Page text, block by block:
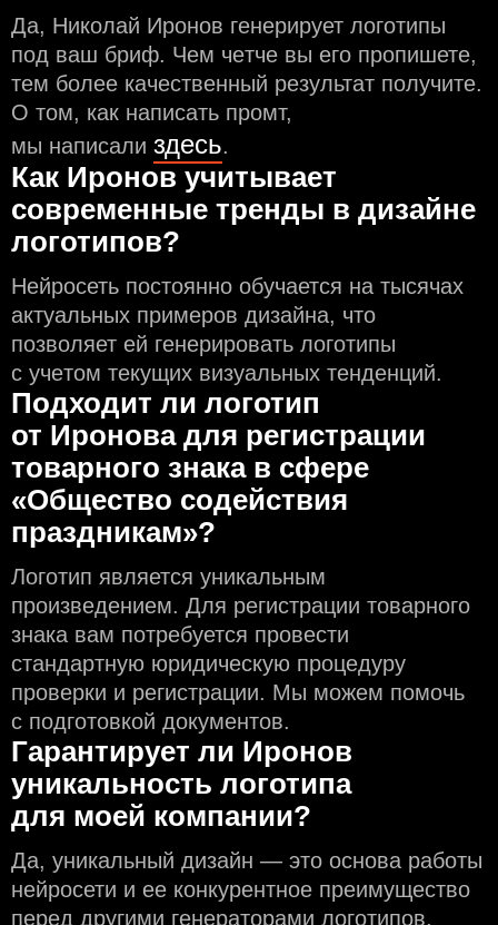
Да, Николай Иронов генерирует логотипы
под ваш бриф. Чем чeтче вы его пропишете,
тем более качественный результат получите.
О том, как написать промт,
мы написали здесь.
Как Иронов учитывает
современные тренды в дизайне
логотипов?
Нейросеть постоянно обучается на тысячах
актуальных примеров дизайна, что
позволяет ей генерировать логотипы
с учeтом текущих визуальных тенденций.
Подходит ли логотип
от Иронова для регистрации
товарного знака в сфере
«Общество содействия
праздникам»?
Логотип является уникальным
произведением. Для регистрации товарного
знака вам потребуется провести
стандартную юридическую процедуру
проверки и регистрации. Мы можем помочь
с подготовкой документов.
Гарантирует ли Иронов
уникальность логотипа
для моей компании?
Да, уникальный дизайн — это основа работы
нейросети и еe конкурентное преимущество
перед другими генераторами логотипов,